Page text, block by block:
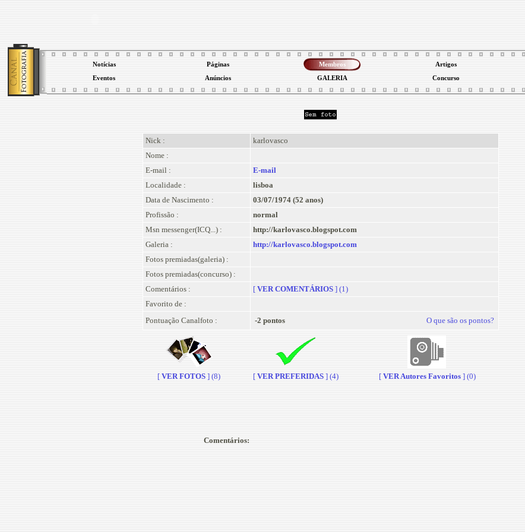
Notícias Páginas Membros Artigos
Eventos Anúncios GALERIA Concurso
Nick :
karlovasco
Nome :
E-mail :
E-mail
Localidade :
lisboa
Data de Nascimento :
03/07/1974 (52 anos)
Profissão :
normal
Msn messenger(ICQ...) :
http://karlovasco.blogspot.com
Galeria :
http://karlovasco.blogspot.com
Fotos premiadas(galeria) :
Fotos premiadas(concurso) :
Comentários :
[VER COMENTÁRIOS ] (1)
Favorito de :
Pontuação Canalfoto :
-2 pontos O que são os pontos?
[VER FOTOS ] (8) [ VER PREFERIDAS ] (4) [VER Autores Favoritos ] (0)
Comentários: